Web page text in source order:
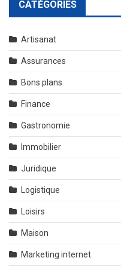
CATÉGORIES
Artisanat
Assurances
Bons plans
Finance
Gastronomie
Immobilier
Juridique
Logistique
Loisirs
Maison
Marketing internet